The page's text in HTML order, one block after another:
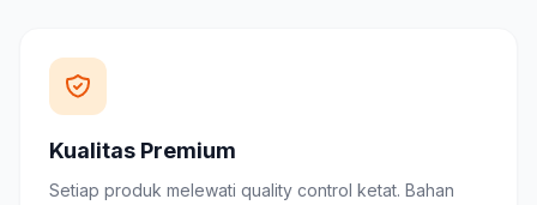
Kualitas Premium
Setiap produk melewati quality control ketat. Bahan